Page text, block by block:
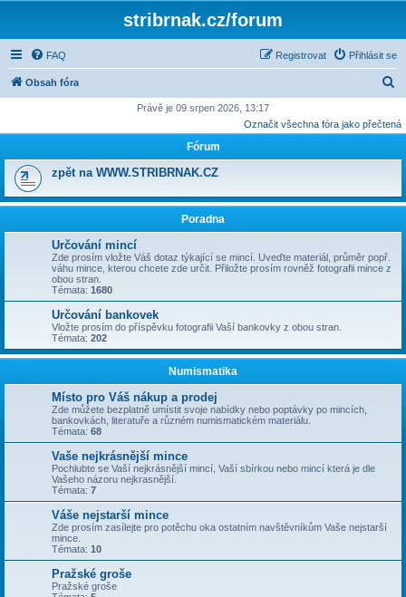
stribrnak.cz/forum
FAQ Přihlásit se
Registrovat
Obsah fóra
e
Právě je 09 srpen 2026, 13:17
Označit všechna fóra jako přečtená
Fórum
zpět na WWW.STRIBRNAK.CZ
Poradna
Určování mincí
Zde prosím vložte Váš dotaz týkající se mincí. Uveďte materiál, průměr popř.
váhu mince, kterou chcete zde určit. Přiložte prosím rovněž fotografii mince z
obou stran.
Témata: 1680
Určování bankovek
Vložte prosím do příspěvku fotografii Vaší bankovky z obou stran.
Témata: 202
Numismatika
Místo pro Váš nákup a prodej
Zde můžete bezplatně umístit svoje nabídky nebo poptávky po mincích,
bankovkách, literatuře a různém numismatickém materiálu.
Témata: 68
Vaše nejkrásnější mince
Pochlubte se Vaší nejkrásnější mincí, Vaší sbírkou nebo mincí která je dle
Vašeho názoru nejkrasnější.
Témata: 7
Váše nejstarší mince
Zde prosím zasílejte pro potěchu oka ostatním navštěvníkům Vaše nejstarší
mince.
Témata: 10
Pražské groše
Pražské groše